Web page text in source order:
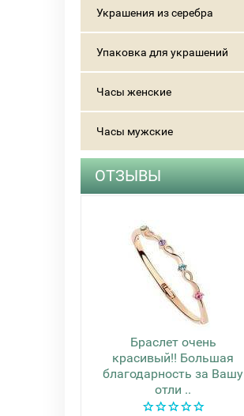
Украшения из серебра
Упаковка для украшений
Часы женские
Часы мужские
ОТЗЫВЫ
Браслет очень
красивый!! Большая
благодарность за Вашу
отли ..